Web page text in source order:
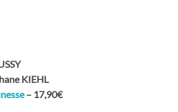
KIEHL
– 17,90€